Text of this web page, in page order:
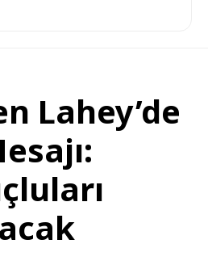
Lahey’de